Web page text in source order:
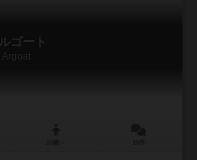
ゴート
Argoat